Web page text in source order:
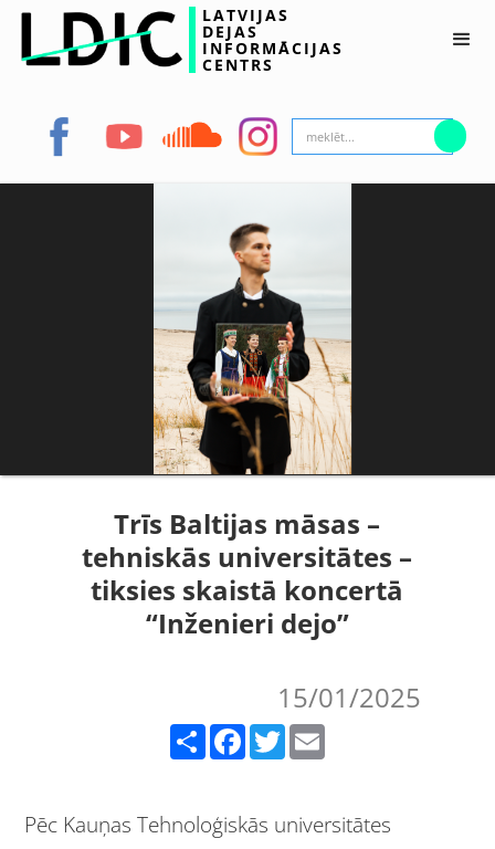
LATVIJAS
DEJAS
INFORMĀCIJAS
CENTRS
Trīs Baltijas māsas –
tehniskās universitātes –
tiksies skaistā koncertā
“Inženieri dejo”
15/01/2025
Share Facebook Twitter
Pēc Kauņas Tehnoloģiskās universitātes